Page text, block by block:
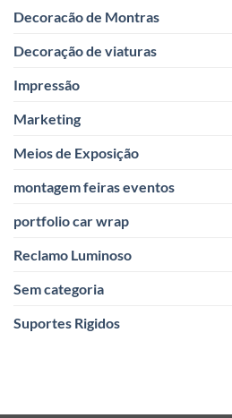
Decoracão de Montras
Decoração de viaturas
Impressão
Marketing
Meios de Exposição
montagem feiras eventos
portfolio car wrap
Reclamo Luminoso
Sem categoria
Suportes Rigidos